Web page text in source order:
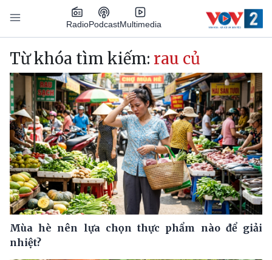
Nhảy đến nội dung
RadioPodcastMultimedia
Main navigation
Từ khóa tìm kiếm: rau củ
Mùa hè nên lựa chọn thực phẩm nào để giải
nhiệt?